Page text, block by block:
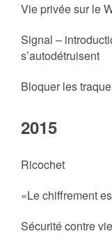
Vie privée sur le
Signal –
s’autodétruisent
Bloquer les
2015
Ricochet
«Le chiffrement
Sécurité contre